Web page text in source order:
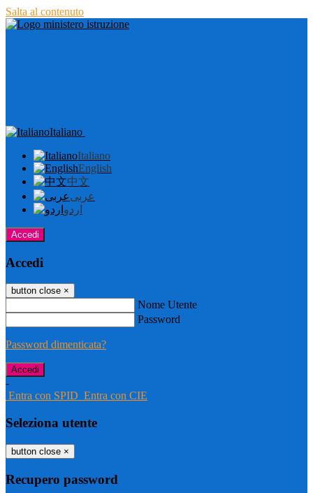
Salta al contenuto
Italiano
Italiano
English
中文
عربى
اردو
Accedi
Accedi
button close ×
Nome Utente
Password
Password dimenticata?
-
Entra con SPID Entra con CIE
Seleziona utente
button close ×
Recupero password